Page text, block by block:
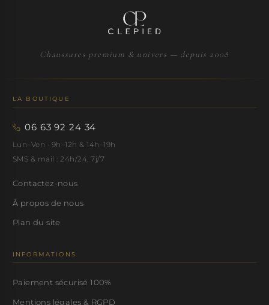
Chaussures premium & univers — depuis 2008
LA BOUTIQUE
06 63 92 24 34
Lun–Ven · 9h–12h & 14h–19h
SMS & mail : 24h/24, 7j/7
Contactez-nous
À propos de nous
Plan du site
INFORMATIONS
Paiement sécurisé 100%
Mentions légales & RGPD